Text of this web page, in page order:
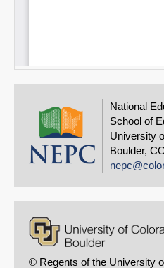
National
School of
University
Boulder,
© Regents of the University